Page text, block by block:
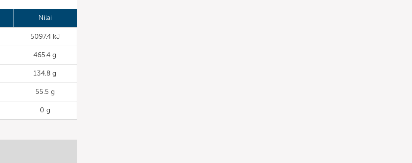
Nilai
5097.4 kJ
465.4 g
134.8 g
55.5 g
0 g